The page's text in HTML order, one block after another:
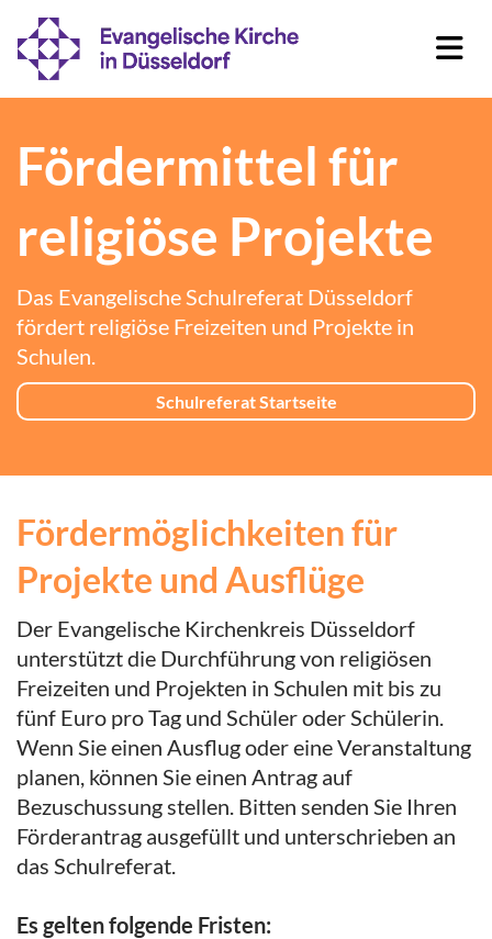
Fördermittel für
religiöse Projekte
Das Evangelische Schulreferat Düsseldorf
fördert religiöse Freizeiten und Projekte in
Schulen.
Schulreferat Startseite
Fördermöglichkeiten für
Projekte und Ausflüge
Der Evangelische Kirchenkreis Düsseldorf
unterstützt die Durchführung von religiösen
Freizeiten und Projekten in Schulen mit bis zu
fünf Euro pro Tag und Schüler oder Schülerin.
Wenn Sie einen Ausflug oder eine Veranstaltung
planen, können Sie einen Antrag auf
Bezuschussung stellen. Bitten senden Sie Ihren
Förderantrag ausgefüllt und unterschrieben an
das Schulreferat.
Es gelten folgende Fristen: